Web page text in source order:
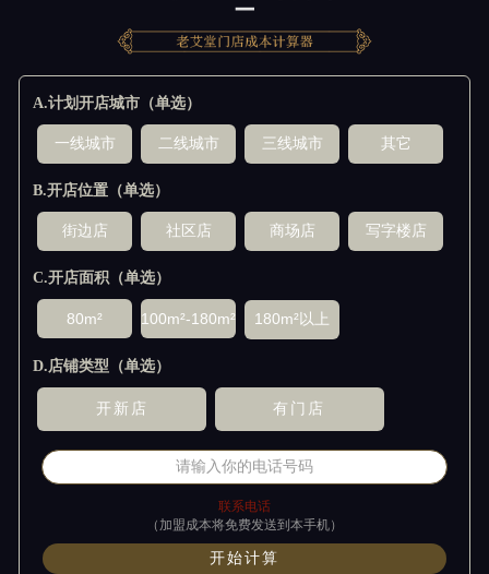
A.计划开店城市（单选）
B.开店位置（单选）
C.开店面积（单选）
D.店铺类型（单选）
联系电话
（加盟成本将免费发送到本手机）